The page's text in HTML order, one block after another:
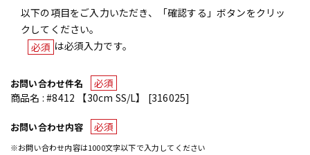
以下の項目をご入力いただき、「確認する」ボタンをクリッ
クしてください。
必須 は必須入力です。
お問い合わせ件名
必須
商品名 : #8412 【30cm SS/L】 [316025]
お問い合わせ内容 必須
※お問い合わせ内容は1000文字以下で入力してください